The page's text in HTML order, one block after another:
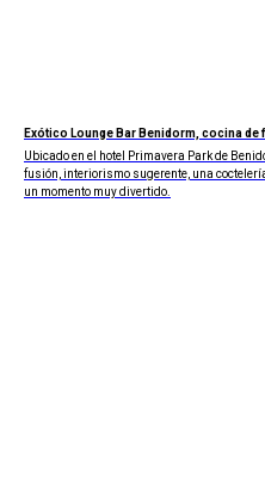
Exótico Lounge Bar Benidorm, cocina
Ubicado en el hotel Primavera Park de
fusión, interiorismo sugerente, una
un momento muy divertido.